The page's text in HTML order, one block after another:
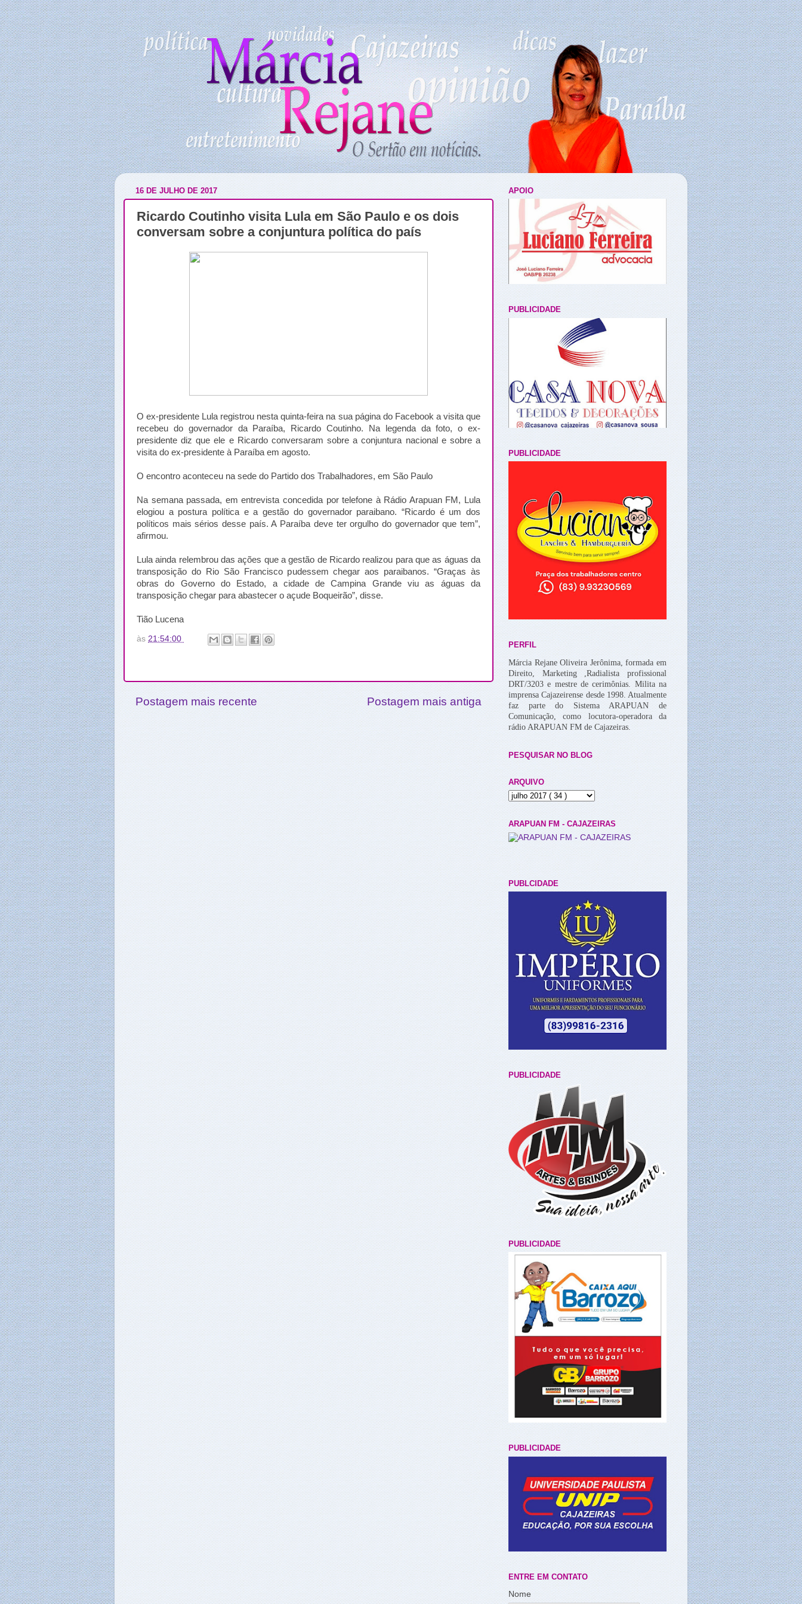
16 DE JULHO DE 2017
Ricardo Coutinho visita Lula em São Paulo e os dois
conversam sobre a conjuntura política do país
O ex-presidente Lula registrou nesta quinta-feira na sua página do Facebook a visita que
recebeu do governador da Paraíba, Ricardo Coutinho. Na legenda da foto, o ex-
presidente diz que ele e Ricardo conversaram sobre a conjuntura nacional e sobre a
visita do ex-presidente à Paraíba em agosto.
O encontro aconteceu na sede do Partido dos Trabalhadores, em São Paulo
Na semana passada, em entrevista concedida por telefone à Rádio Arapuan FM, Lula
elogiou a postura política e a gestão do governador paraibano. “Ricardo é um dos
políticos mais sérios desse país. A Paraíba deve ter orgulho do governador que tem”,
afirmou.
Lula ainda relembrou das ações que a gestão de Ricardo realizou para que as águas da
transposição do Rio São Francisco pudessem chegar aos paraibanos. “Graças às
obras do Governo do Estado, a cidade de Campina Grande viu as águas da
transposição chegar para abastecer o açude Boqueirão”, disse.
Tião Lucena
às 21:54:00
Postagem mais recente Postagem mais antiga
APOIO
PUBLICIDADE
PUBLICIDADE
PERFIL
Márcia Rejane Oliveira Jerônima, formada em
Direito, Marketing ,Radialista profissional
DRT/3203 e mestre de cerimônias. Milita na
imprensa Cajazeirense desde 1998. Atualmente
faz parte do Sistema ARAPUAN de
Comunicação, como locutora-operadora da
rádio ARAPUAN FM de Cajazeiras.
PESQUISAR NO BLOG
ARQUIVO
ARAPUAN FM - CAJAZEIRAS
PUBLCIDADE
PUBLICIDADE
PUBLICIDADE
PUBLICIDADE
ENTRE EM CONTATO
Nome